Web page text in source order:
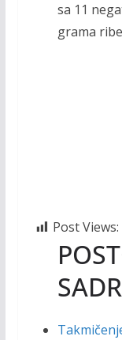
sa 11
grama
Post Views: